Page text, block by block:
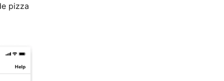
pizza